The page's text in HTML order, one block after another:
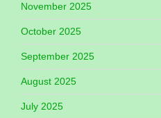
November 2025
October 2025
September 2025
August 2025
July 2025